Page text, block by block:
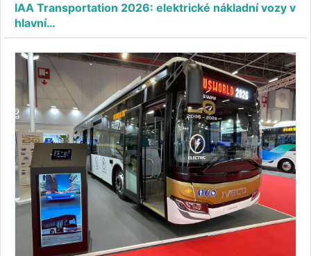
IAA Transportation 2026: elektrické nákladní vozy v
hlavní…